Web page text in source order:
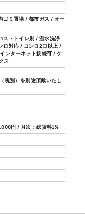
ゴミ置場 / 都市ガス / オー
ス・トイレ別 / 温水洗浄
ロ対応 / コンロ2口以上 /
ンターネット接続可 / ケ
ス
税別）を別途頂戴いたし
円 / 月次：総賃料1%